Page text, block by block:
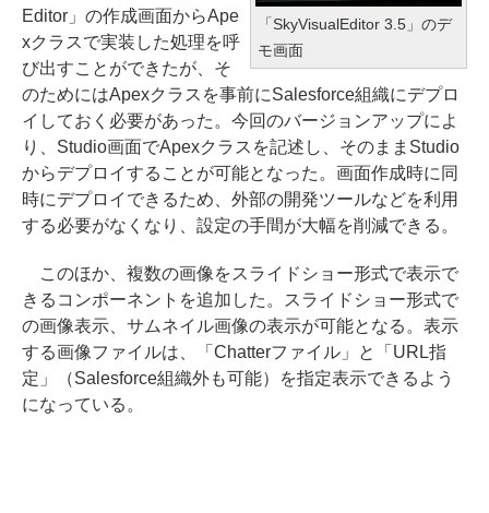
「SkyVisualEditor 3.5」のデ
モ画面
Editor」の作成画面からApe
xクラスで実装した処理を呼
び出すことができたが、そ
のためにはApexクラスを事前にSalesforce組織にデプロ
イしておく必要があった。今回のバージョンアップによ
り、Studio画面でApexクラスを記述し、そのままStudio
からデプロイすることが可能となった。画面作成時に同
時にデプロイできるため、外部の開発ツールなどを利用
する必要がなくなり、設定の手間が大幅を削減できる。
このほか、複数の画像をスライドショー形式で表示で
きるコンポーネントを追加した。スライドショー形式で
の画像表示、サムネイル画像の表示が可能となる。表示
する画像ファイルは、「Chatterファイル」と「URL指
定」（Salesforce組織外も可能）を指定表示できるよう
になっている。